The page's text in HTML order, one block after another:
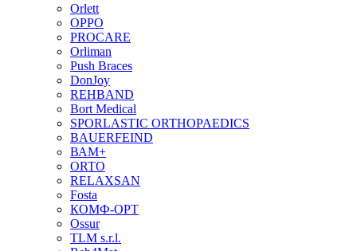
Orlett
OPPO
PROCARE
Orliman
Push Braces
DonJoy
REHBAND
Bort Medical
SPORLASTIC ORTHOPAEDICS
BAUERFEIND
ВАМ+
ORTO
RELAXSAN
Fosta
КОМФ-ОРТ
Ossur
TLM s.r.l.